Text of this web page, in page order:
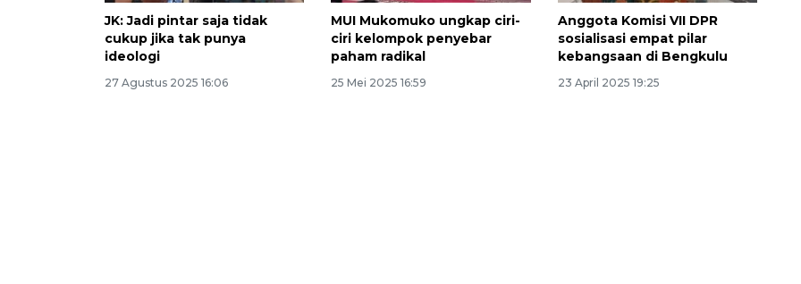
JK: Jadi pintar saja tidak
cukup jika tak punya
ideologi
27 Agustus 2025 16:06
MUI Mukomuko ungkap ciri-
ciri kelompok penyebar
paham radikal
25 Mei 2025 16:59
Anggota Komisi VII DPR
sosialisasi empat pilar
kebangsaan di Bengkulu
23 April 2025 19:25